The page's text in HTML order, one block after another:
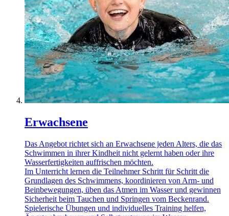
Erwachsene
Das Angebot richtet sich an Erwachsene jeden Alters, die das
Schwimmen in ihrer Kindheit nicht gelernt haben oder ihre
Wasserfertigkeiten auffrischen möchten.
Im Unterricht lernen die Teilnehmer Schritt für Schritt die
Grundlagen des Schwimmens, koordinieren von Arm- und
Beinbewegungen, üben das Atmen im Wasser und gewinnen
Sicherheit beim Tauchen und Springen vom Beckenrand.
Spielerische Übungen und individuelles Training helfen,